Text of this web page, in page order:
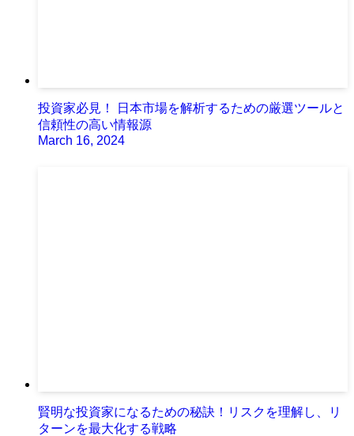
投資家必見！ 日本市場を解析するための厳選ツールと
信頼性の高い情報源
March 16, 2024
賢明な投資家になるための秘訣！リスクを理解し、リ
ターンを最大化する戦略